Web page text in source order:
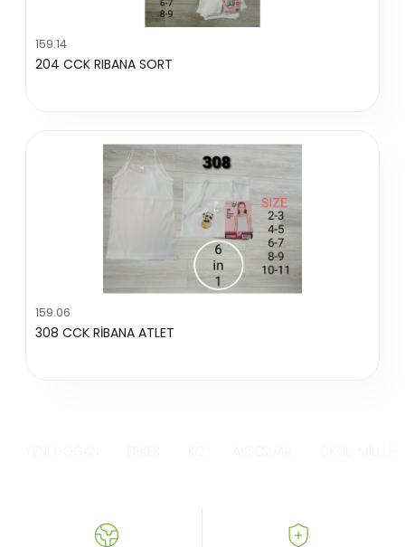
159.14
204 CCK RIBANA SORT
159.06
308 CCK RİBANA ATLET